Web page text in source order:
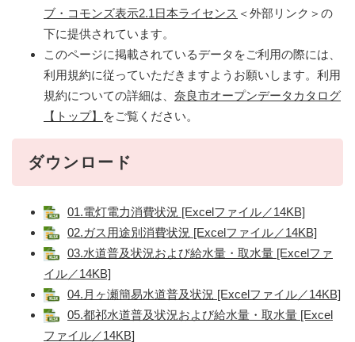
ブ・コモンズ表示2.1日本ライセンス ＜外部リンク＞ の
下に提供されています。
このページに掲載されているデータをご利用の際には、
利用規約に従っていただきますようお願いします。利用
規約についての詳細は、 奈良市オープンデータカタログ
【トップ】
をご覧ください。
ダウンロード
01.電灯電力消費状況 [Excelファイル／14KB]
02.ガス用途別消費状況 [Excelファイル／14KB]
03.水道普及状況および給水量・取水量 [Excelファ
イル／14KB]
04.月ヶ瀬簡易水道普及状況 [Excelファイル／14KB]
05.都祁水道普及状況および給水量・取水量 [Excel
ファイル／14KB]